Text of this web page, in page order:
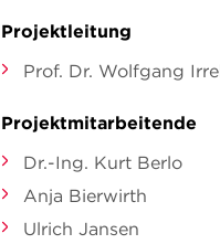
Projektleitung
Prof. Dr. Wolfgang
Projektmitarbeitende
Dr.-Ing. Kurt Berlo
Anja Bierwirth
Ulrich Jansen